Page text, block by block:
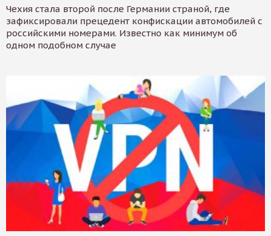
Чехия стала второй после Германии страной, где
зафиксировали прецедент конфискации автомобилей с
российскими номерами. Известно как минимум об
одном подобном случае